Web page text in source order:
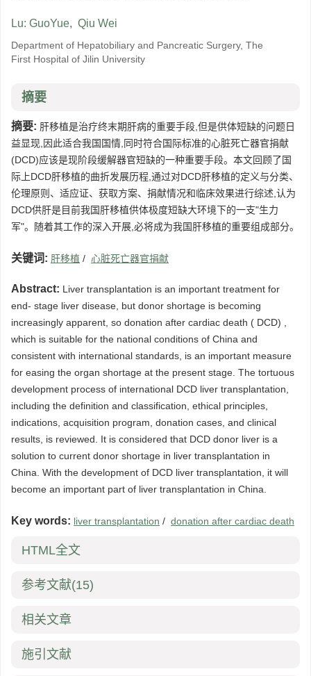
Lu: GuoYue, Qiu Wei
Department of Hepatobiliary and Pancreatic Surgery, The
First Hospital of Jilin University
摘要
摘要: 肝移植是治疗终末期肝病的重要手段,但是供体短缺的问题日
益显现,因此适合我国国情,同时符合国际标准的心脏死亡器官捐献
(DCD)应该是现阶段缓解器官短缺的一种重要手段。本文回顾了国
际上DCD肝移植的曲折发展历程,通过对DCD肝移植的定义与分类、
伦理原则、适应证、获取方案、捐献情况和临床效果进行综述,认为
DCD供肝是目前我国肝移植供体极度短缺大环境下的一支"生力
军"。随着其工作的深入开展,必将成为我国肝移植的重要组成部分。
关键词: 肝移植 / 心脏死亡器官捐献
Abstract: Liver transplantation is an important treatment for
end- stage liver disease, but donor shortage is becoming
increasingly apparent, so donation after cardiac death ( DCD) ,
which is suitable for the national conditions of China and
consistent with international standards, is an important measure
for easing the organ shortage at the present stage. The tortuous
development process of international DCD liver transplantation,
including the definition and classification, ethical principles,
indications, acquisition program, donation cases, and clinical
results, is reviewed. It is considered that DCD donor liver is a
solution to current donor shortage in liver transplantation in
China. With the development of DCD liver transplantation, it will
become an important part of liver transplantation in China.
Key words: liver transplantation / donation after cardiac death
HTML全文
参考文献(15)
相关文章
施引文献